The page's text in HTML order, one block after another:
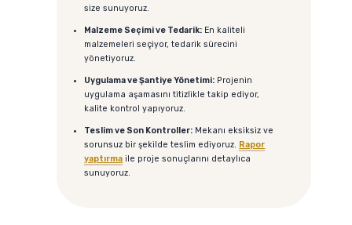
size sunuyoruz.
Malzeme Seçimi ve Tedarik: En kaliteli
malzemeleri seçiyor, tedarik sürecini
yönetiyoruz.
Uygulama ve Şantiye Yönetimi: Projenin
uygulama aşamasını titizlikle takip ediyor,
kalite kontrol yapıyoruz.
Teslim ve Son Kontroller: Mekanı eksiksiz ve
sorunsuz bir şekilde teslim ediyoruz. Rapor
yaptırma ile proje sonuçlarını detaylıca
sunuyoruz.